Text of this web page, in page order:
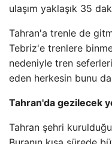
ulaşım yaklaşık 35
Tahran'a trenle de
Tebriz'e trenlere
nedeniyle tren
eden herkesin bunu
Tahran'da gezilecek
Tahran şehri